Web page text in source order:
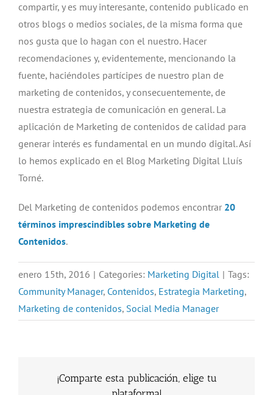
compartir, y es muy interesante, contenido publicado en
otros blogs o medios sociales, de la misma forma que
nos gusta que lo hagan con el nuestro. Hacer
recomendaciones y, evidentemente, mencionando la
fuente, haciéndoles partícipes de nuestro plan de
marketing de contenidos, y consecuentemente, de
nuestra estrategia de comunicación en general. La
aplicación de Marketing de contenidos de calidad para
generar interés es fundamental en un mundo digital. Así
lo hemos explicado en el Blog Marketing Digital Lluís
Torné.
Del Marketing de contenidos podemos encontrar 20
términos imprescindibles sobre Marketing de
Contenidos.
enero 15th, 2016 | Categories: Marketing Digital | Tags:
Community Manager, Contenidos, Estrategia Marketing,
Marketing de contenidos, Social Media Manager
¡Comparte esta publicación, elige tu